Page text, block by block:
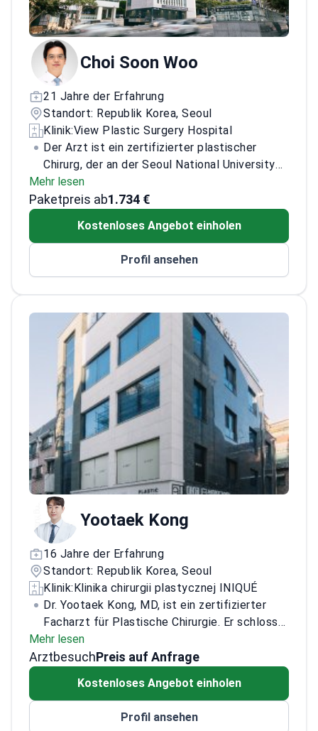
Choi Soon Woo
21 Jahre der Erfahrung
Standort: Republik Korea, Seoul
Klinik:View Plastic Surgery Hospital
Der Arzt ist ein zertifizierter plastischer
Chirurg, der an der Seoul National University
promovierte. Als außerordentlicher Professor
für plastische Chirurgie am Seoul National
umfangreiche klinische Erfahrung und einen
hat mit Forschungen zur Gewebeexpansion
als medizinischer Experte in der
Fernsehsendung Let Me In auf.
Der Arzt ist
aktives Mitglied zahlreicher renommierter
Organisationen, darunter die Korean Society
of Plastic and Reconstructive Surgeons, die
International Confederation of Plastic,
Reconstructive and Aesthetic Surgery und die
Korean Association for Maxillofacial
Contouring Surgery.
Mehr lesen
Paketpreis ab1.734 €
Kostenloses Angebot einholen
Profil ansehen
Yootaek Kong
16 Jahre der Erfahrung
Standort: Republik Korea, Seoul
Klinik:Klinika chirurgii plastycznej INIQUÉ
Dr. Yootaek Kong, MD, ist ein zertifizierter
Facharzt für Plastische Chirurgie. Er schloss
sein Medizinstudium an der Sungkyunkwan
University ab und absolvierte die
Center. Er verfügt über umfassende Erfahrung
ästhetischen Eingriffen. Seine Behandlung
Mehr lesen
ArztbesuchPreis auf Anfrage
Kostenloses Angebot einholen
Profil ansehen